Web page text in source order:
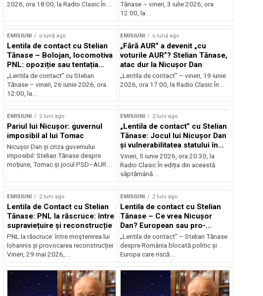
2026, ora 18:00, la Radio Clasic În...
Tănase – vineri, 3 iulie 2026, ora
12:00, la...
EMISIUNI o lună ago
Lentila de contact cu Stelian
Tănase – Bolojan, locomotiva
PNL: opoziție sau tentația
puterii?
„Lentila de contact” cu Stelian
Tănase – vineri, 26 iunie 2026, ora
12:00, la...
EMISIUNI o lună ago
„Fără AUR” a devenit „cu
voturile AUR”? Stelian Tănase,
atac dur la Nicușor Dan
„Lentila de contact” – vineri, 19 iunie
2026, ora 17:00, la Radio Clasic În...
EMISIUNI 2 luni ago
Pariul lui Nicușor: guvernul
imposibil al lui Tomac
Nicușor Dan și criza guvernului
imposibil: Stelian Tănase despre
moțiune, Tomac și jocul PSD–AUR...
EMISIUNI 2 luni ago
„Lentila de contact” cu Stelian
Tănase: Jocul lui Nicușor Dan
și vulnerabilitatea statului în
fața crizelor
Vineri, 5 iunie 2026, ora 20:30, la
Radio Clasic În ediția din această
săptămână...
EMISIUNI 2 luni ago
Lentila de Contact cu Stelian
Tănase: PNL la răscruce: între
supraviețuire și reconstrucție
PNL la răscruce: între moștenirea lui
Iohannis și provocarea reconstrucției
Vineri, 29 mai 2026,...
EMISIUNI 2 luni ago
Lentila de contact cu Stelian
Tănase – Ce vrea Nicușor
Dan? European sau pro-
occidental?
„Lentila de contact” – Stelian Tănase
despre România blocată politic și
Europa care riscă...